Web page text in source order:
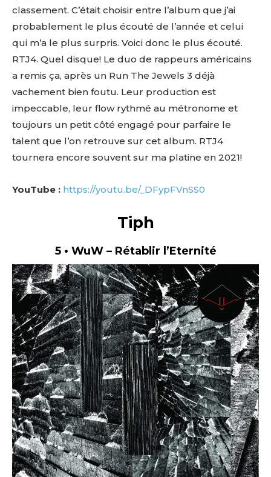
classement. C’était choisir entre l’album que j’ai
probablement le plus écouté de l’année et celui
qui m’a le plus surpris. Voici donc le plus écouté.
RTJ4. Quel disque! Le duo de rappeurs américains
a remis ça, après un Run The Jewels 3 déjà
vachement bien foutu. Leur production est
impeccable, leur flow rythmé au métronome et
toujours un petit côté engagé pour parfaire le
talent que l’on retrouve sur cet album. RTJ4
tournera encore souvent sur ma platine en 2021!
YouTube : https://youtu.be/_DFypFVnSS0
Tiph
5 • WuW – Rétablir l’Eternité